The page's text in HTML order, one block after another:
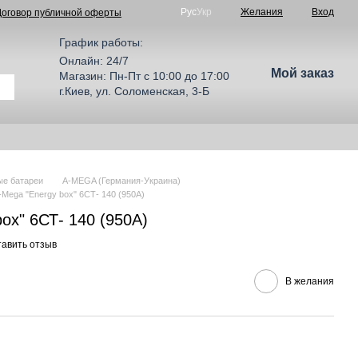
публичной оферты РусУкр Желания Вход
График работы:
Онлайн: 24/7
Магазин: Пн-Пт с 10:00 до 17:00
г.Киев, ул. Соломенская, 3-Б
Мой заказ
батареи
A-MEGA (Германия-Украина)
"Energy box" 6СТ- 140 (950A)
6СТ- 140 (950A)
отзыв
В желания